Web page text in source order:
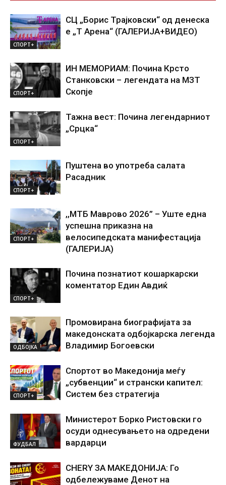
СПОРТ+
СЦ „Борис Трајковски“ од денеска
е „Т Арена“ (ГАЛЕРИЈА+ВИДЕО)
СПОРТ+
ИН МЕМОРИАМ: Почина Крсто
Станковски – легендата на МЗТ
Скопје
СПОРТ+
Тажна вест: Почина легендарниот
„Срцка“
СПОРТ+
Пуштена во употреба салата
Расадник
СПОРТ+
,,МТБ Маврово 2026” – Уште една
успешна приказна на
велосипедската манифестација
(ГАЛЕРИЈА)
СПОРТ+
Почина познатиот кошаркарски
коментатор Един Авдиќ
ОДБОЈКА
Промовирана биографијата за
македонската одбојкарска легенда
Владимир Богоевски
СПОРТ+
Спортот во Македонија меѓу
„субвенции“ и странски капител:
Систем без стратегија
ФУДБАЛ
Министерот Борко Ристовски го
осуди однесувањето на одредени
вардарци
CHERY ЗА МАКЕДОНИЈА: Го
одбележуваме Денот на